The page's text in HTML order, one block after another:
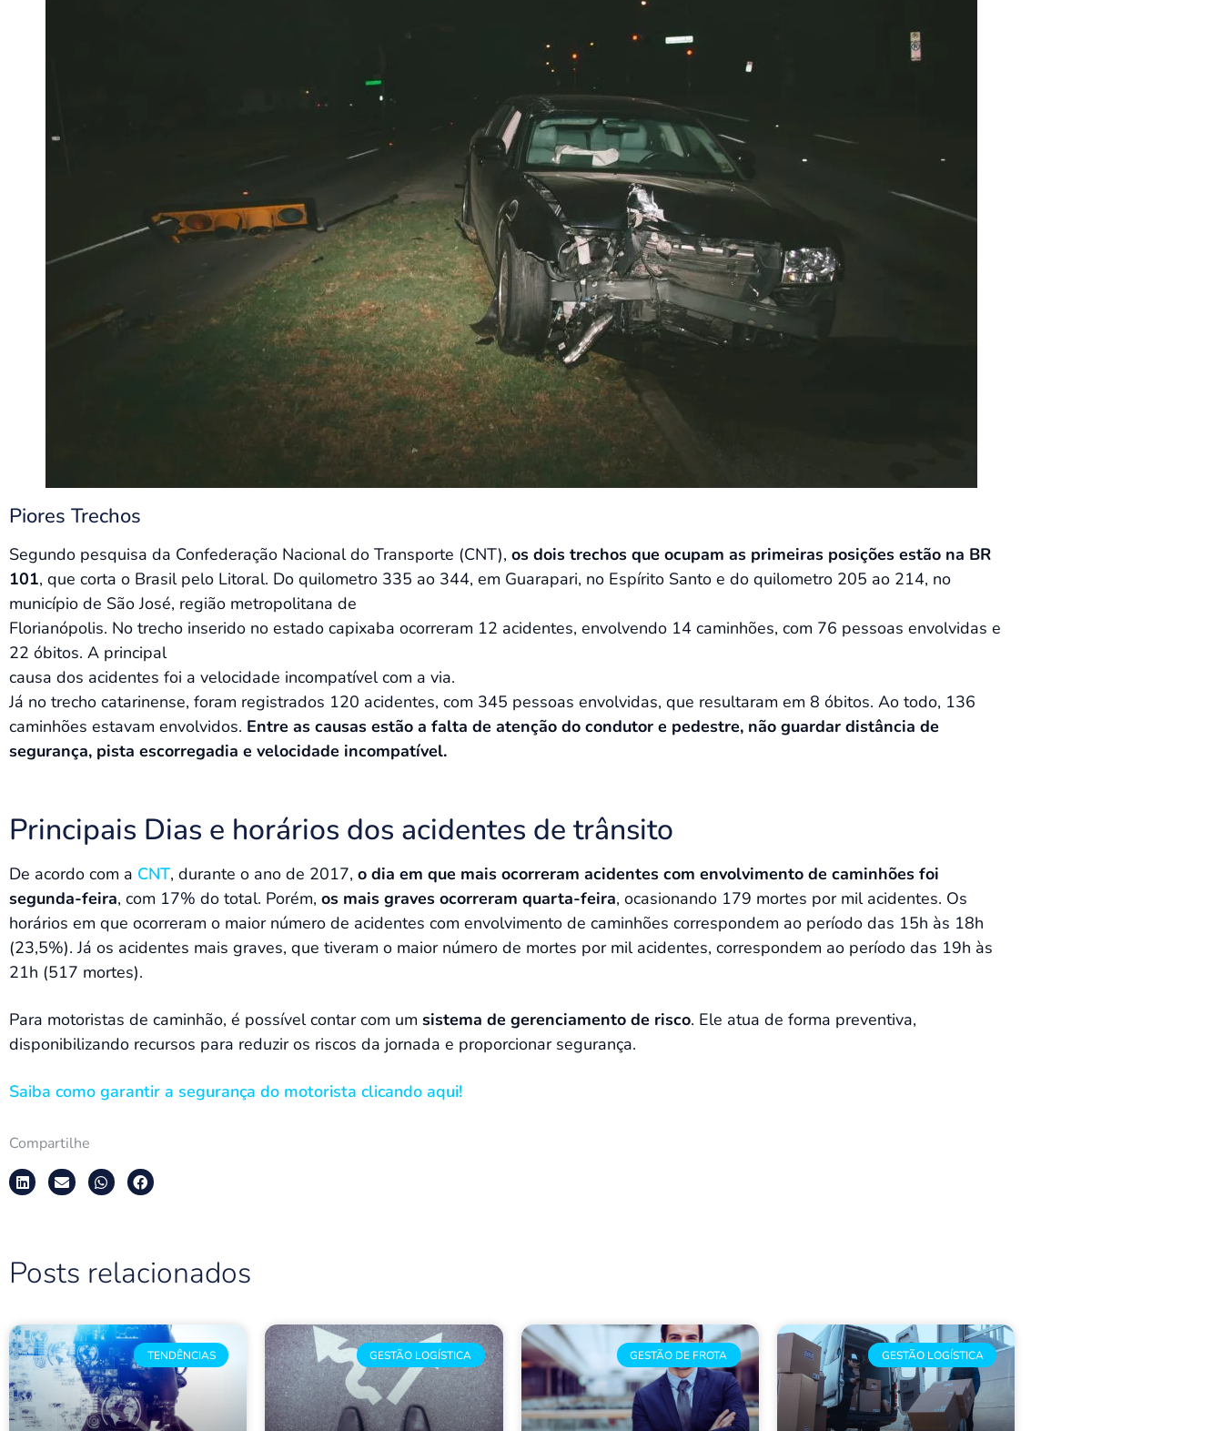
Piores Trechos
Segundo pesquisa da Confederação Nacional do Transporte (CNT), os dois trechos que ocupam as primeiras posições estão na BR
101, que corta o Brasil pelo Litoral. Do quilometro 335 ao 344, em Guarapari, no Espírito Santo e do quilometro 205 ao 214, no
município de São José, região metropolitana de
Florianópolis. No trecho inserido no estado capixaba ocorreram 12 acidentes, envolvendo 14 caminhões, com 76 pessoas envolvidas e
22 óbitos. A principal
causa dos acidentes foi a velocidade incompatível com a via.
Já no trecho catarinense, foram registrados 120 acidentes, com 345 pessoas envolvidas, que resultaram em 8 óbitos. Ao todo, 136
caminhões estavam envolvidos. Entre as causas estão a falta de atenção do condutor e pedestre, não guardar distância de
segurança, pista escorregadia e velocidade incompatível.
Principais Dias e horários dos acidentes de trânsito
De acordo com a CNT, durante o ano de 2017, o dia em que mais ocorreram acidentes com envolvimento de caminhões foi
segunda-feira, com 17% do total. Porém, os mais graves ocorreram quarta-feira, ocasionando 179 mortes por mil acidentes. Os
horários em que ocorreram o maior número de acidentes com envolvimento de caminhões correspondem ao período das 15h às 18h
(23,5%). Já os acidentes mais graves, que tiveram o maior número de mortes por mil acidentes, correspondem ao período das 19h às
21h (517 mortes).
Para motoristas de caminhão, é possível contar com um sistema de gerenciamento de risco. Ele atua de forma preventiva,
disponibilizando recursos para reduzir os riscos da jornada e proporcionar segurança.
Saiba como garantir a segurança do motorista clicando aqui!
Compartilhe
Posts relacionados
TENDÊNCIAS GESTÃO LOGÍSTICA GESTÃO DE FROTA GESTÃO LOGÍSTICA